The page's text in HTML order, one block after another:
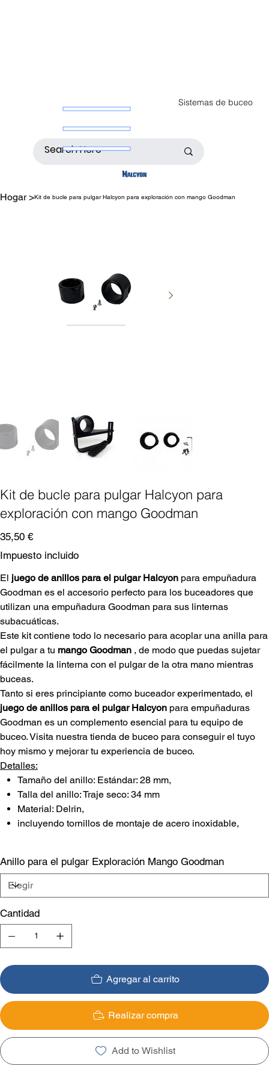
Sistemas de buceo
Hogar >Kit de bucle para pulgar Halcyon para exploración con mango Goodman
Kit de bucle para pulgar Halcyon para
exploración con mango Goodman
Precio
35,50 €
Impuesto incluido
El juego de anillos para el pulgar Halcyon para empuñadura
Goodman es el accesorio perfecto para los buceadores que
utilizan una empuñadura Goodman para sus linternas
subacuáticas.
Este kit contiene todo lo necesario para acoplar una anilla para
el pulgar a tu mango Goodman , de modo que puedas sujetar
fácilmente la linterna con el pulgar de la otra mano mientras
buceas.
Tanto si eres principiante como buceador experimentado, el
juego de anillos para el pulgar Halcyon para empuñaduras
Goodman es un complemento esencial para tu equipo de
buceo. Visita nuestra tienda de buceo para conseguir el tuyo
hoy mismo y mejorar tu experiencia de buceo.
Detalles:
Tamaño del anillo: Estándar: 28 mm,
Talla del anillo: Traje seco: 34 mm
Material: Delrin,
incluyendo tornillos de montaje de acero inoxidable,
Anillo para el pulgar Exploración Mango Goodman
Cantidad
Agregar al carrito
Realizar compra
Add to Wishlist